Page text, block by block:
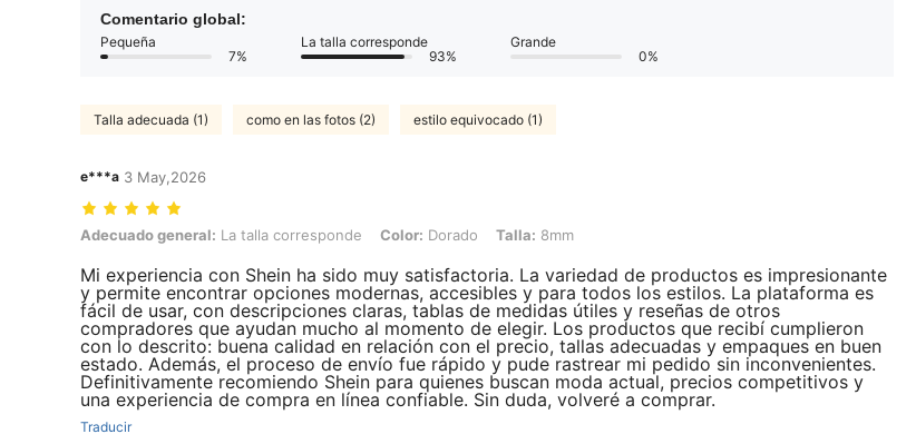
Comentario global:
Pequeña
7%
La talla corresponde
93%
Grande
0%
Talla adecuada (1) como en las fotos (2) estilo equivocado (1)
e***a 3 May,2026
Adecuado general: La talla corresponde, Color: Dorado, Talla: 8mm
Adecuado general: La talla corresponde Color: Dorado Talla: 8mm
Mi experiencia con Shein ha sido muy satisfactoria. La variedad de productos es impresionante
y permite encontrar opciones modernas, accesibles y para todos los estilos. La plataforma es
fácil de usar, con descripciones claras, tablas de medidas útiles y reseñas de otros
compradores que ayudan mucho al momento de elegir. Los productos que recibí cumplieron
con lo descrito: buena calidad en relación con el precio, tallas adecuadas y empaques en buen
estado. Además, el proceso de envío fue rápido y pude rastrear mi pedido sin inconvenientes.
Definitivamente recomiendo Shein para quienes buscan moda actual, precios competitivos y
una experiencia de compra en línea confiable. Sin duda, volveré a comprar.
Traducir